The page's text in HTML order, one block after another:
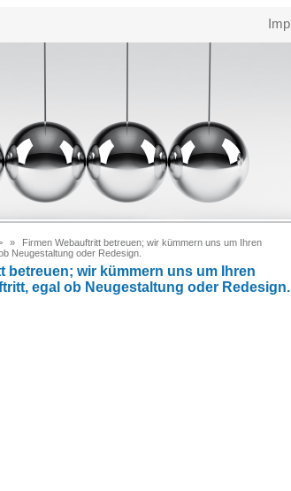
Firmen Webauftritt betreuen; wir kümmern uns um Ihren
Neugestaltung oder Redesign.
betreuen; wir kümmern uns um Ihren
egal ob Neugestaltung oder Redesign.